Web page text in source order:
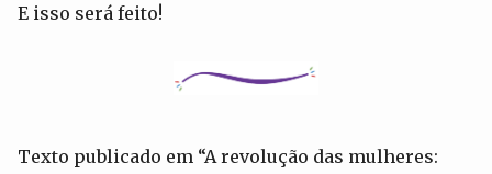
E isso será feito!
Texto publicado em “A revolução das mulheres: